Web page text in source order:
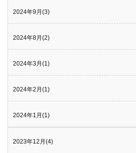
2024年9月(3)
2024年8月(2)
2024年3月(1)
2024年2月(1)
2024年1月(1)
2023年12月(4)